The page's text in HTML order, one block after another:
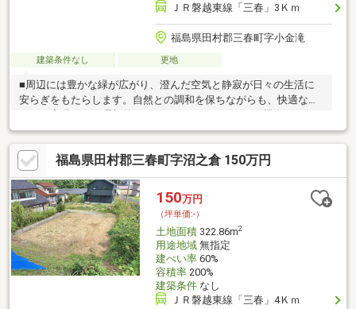
ＪＲ磐越東線「三春」3Ｋｍ
福島県田村郡三春町字小金滝
建築条件なし 更地
■周辺には豊かな緑が広がり、澄んだ空気と静寂が日々の生活に
安らぎをもたらします。自然との調和を保ちながらも、快適な暮
春町の魅力あふれる土地で、あなたの思い描く理想のライフスタ
イルを実現しませんか。詳細情報や現地のご案内については、お
気軽にお問い合わせください。
福島県田村郡三春町字沼之倉 150万円
150万円
（坪単価:-）
土地面積322.86m2
用途地域無指定
建ぺい率60%
容積率200%
建築条件なし
ＪＲ磐越東線「三春」4Ｋｍ